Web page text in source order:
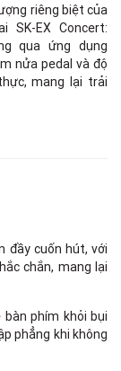
riêng biệt của
SK-EX Concert:
qua ứng dụng
nửa pedal và độ
mang lại trải
đầy cuốn hút, với
chắn, mang lại
phím khỏi bụi
phẳng khi không